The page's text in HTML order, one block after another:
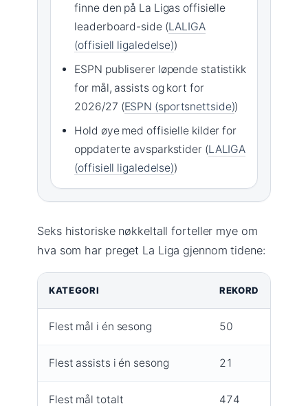
finne den på La Ligas offisielle
leaderboard-side (LALIGA
(offisiell ligaledelse))
ESPN publiserer løpende statistikk
for mål, assists og kort for
2026/27 (ESPN (sportsnettside))
Hold øye med offisielle kilder for
oppdaterte avsparkstider (LALIGA
(offisiell ligaledelse))
Seks historiske nøkkeltall forteller mye om
hva som har preget La Liga gjennom tidene:
KATEGORI REKORD
Flest mål i én sesong 50
Flest assists i én sesong 21
Flest mål totalt 474